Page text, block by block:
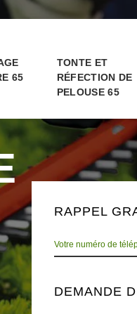
65
TONTE ET
RÉFECTION DE
PELOUSE 65
RAPPEL
DEMANDE